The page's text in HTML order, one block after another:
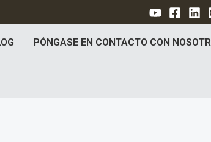
PÓNGASE EN CONTACTO CON